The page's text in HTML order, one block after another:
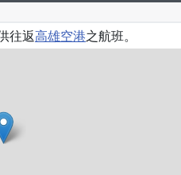
往返高雄空港之航班。